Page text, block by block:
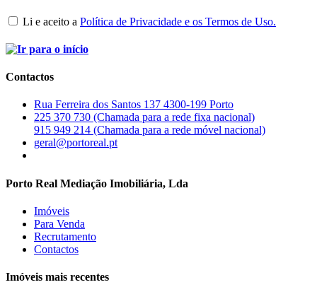
Li e aceito a Política de Privacidade e os Termos de Uso.
Contactos
Rua Ferreira dos Santos 137 4300-199 Porto
225 370 730 (Chamada para a rede fixa nacional)
915 949 214 (Chamada para a rede móvel nacional)
geral@portoreal.pt
Porto Real Mediação Imobiliária, Lda
Imóveis
Para Venda
Recrutamento
Contactos
Imóveis mais recentes